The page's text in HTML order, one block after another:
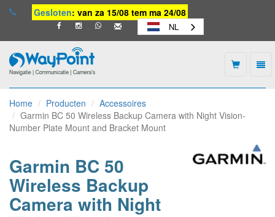
Gesloten: van za 15/08 tem ma 24/08
NL
-
naar
homepage
Home Producten
Accessoires
Garmin BC 50 Wireless Backup Camera with Night Vision-
Number Plate Mount and Bracket Mount
Garmin BC 50
Wireless Backup
Camera with Night